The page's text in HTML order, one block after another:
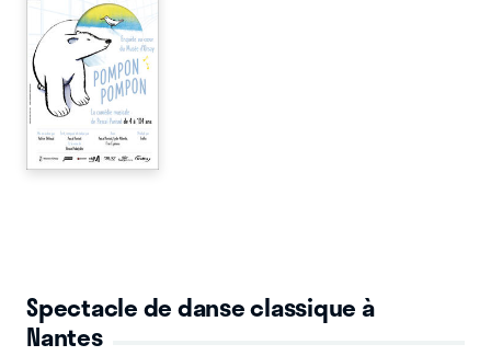
Spectacle de danse classique à
Nantes